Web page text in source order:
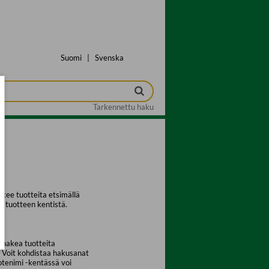
Suomi Svenska
Tarkennettu haku
tuotteita etsimällä
tuotteen kentistä.
hakea tuotteita
kohdistaa hakusanat
-kentässä voi